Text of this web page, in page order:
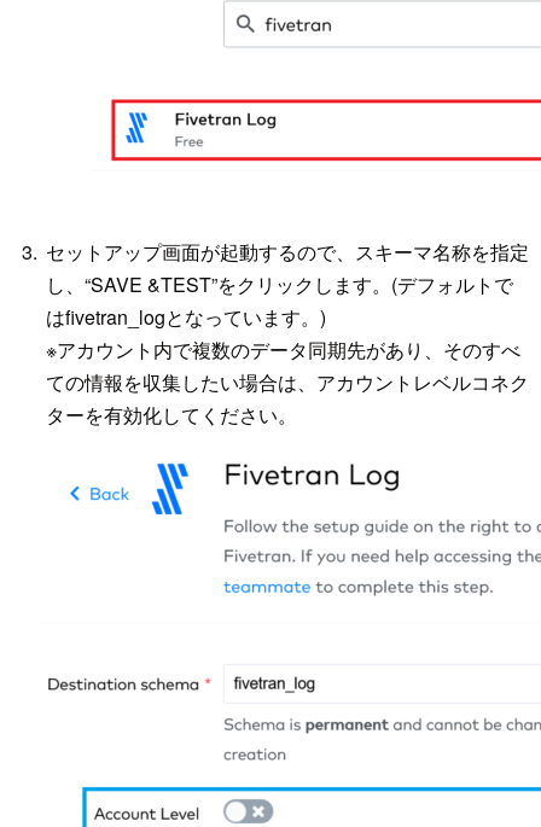
セットアップ画面が起動するので、スキーマ名称を指定
し、“SAVE &TEST”をクリックします。(デフォルトで
はfivetran_logとなっています。)
※アカウント内で複数のデータ同期先があり、そのすべ
ての情報を収集したい場合は、アカウントレベルコネク
ターを有効化してください。